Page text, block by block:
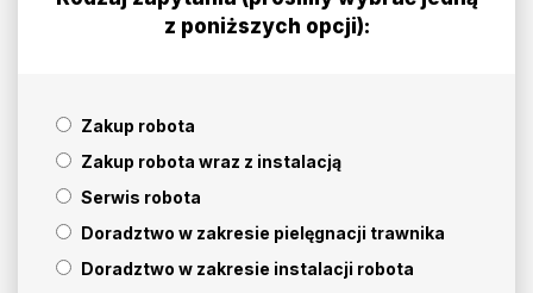
z poniższych opcji):
Zakup robota
Zakup robota wraz z instalacją
Serwis robota
Doradztwo w zakresie pielęgnacji trawnika
Doradztwo w zakresie instalacji robota